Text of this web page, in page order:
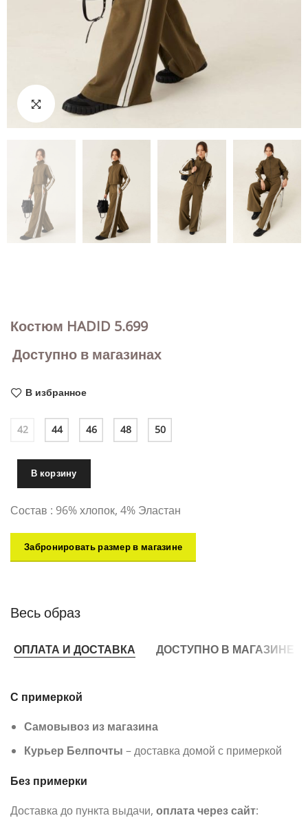
Костюм HADID 5.699
Доступно в магазинах
В избранное
42 44 46 48 50
В корзину
Состав : 96% хлопок, 4% Эластан
Забронировать размер в магазине
Весь образ
ОПЛАТА И ДОСТАВКА ДОСТУПНО В МАГАЗИНЕ
С примеркой
Самовывоз из магазина
Курьер Белпочты – доставка домой с примеркой
Без примерки
Доставка до пункта выдачи, оплата через сайт: